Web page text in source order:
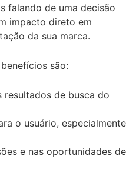
falando de uma decisão
impacto direto em
da sua marca.
são:
resultados de busca do
o usuário, especialmente
e nas oportunidades de